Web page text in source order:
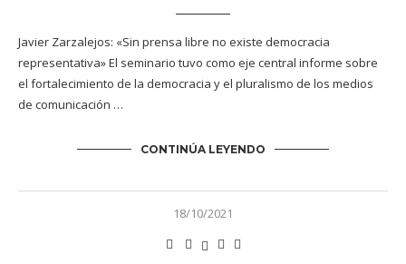
Javier Zarzalejos: «Sin prensa libre no existe democracia
representativa» El seminario tuvo como eje central informe sobre
el fortalecimiento de la democracia y el pluralismo de los medios
de comunicación …
CONTINÚA LEYENDO
18/10/2021